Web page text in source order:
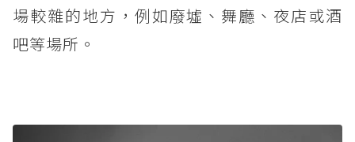
場較雜的地方，例如廢墟、舞廳、夜店或酒
吧等場所。